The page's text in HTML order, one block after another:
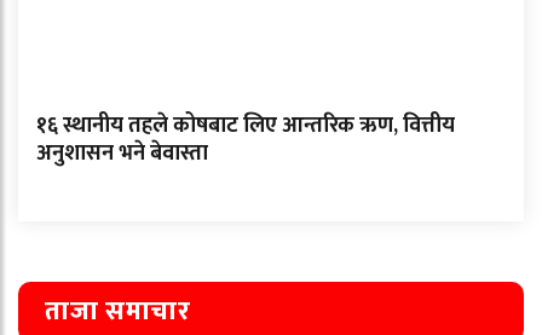
१६ स्थानीय तहले कोषबाट लिए आन्तरिक ऋण, वित्तीय
अनुशासन भने बेवास्ता
ताजा समाचार